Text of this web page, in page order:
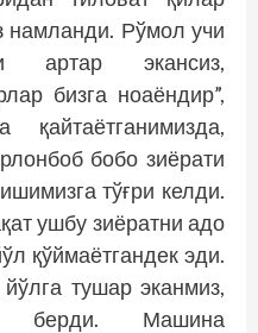
намланди. Рўмол учи
артар экансиз,
бизга ноаёндир”,
бобо зиёрати
тўғри келди.
ушбу зиёратни адо
қўймаётгандек эди.
тушар эканмиз,
берди. Машина